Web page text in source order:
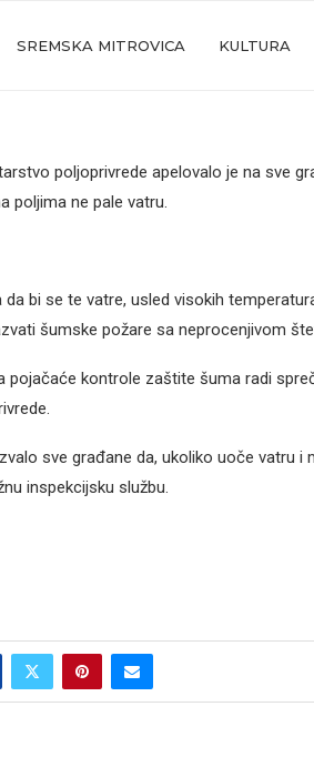
SREMSKA MITROVICA KULTURA
poljoprivrede apelovalo je na sve
poljima ne pale vatru.
bi se te vatre, usled visokih
šumske požare sa neprocenjivom
pojačaće kontrole zaštite šuma radi
sve građane da, ukoliko uoče vatru i
inspekcijsku službu.